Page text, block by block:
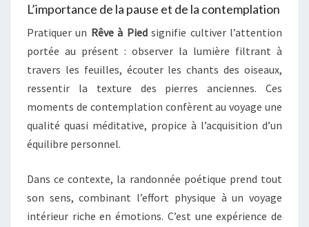
L’importance de la pause et de la contemplation
Pratiquer un Rêve à Piedsignifie cultiver l’attention
portée au présent : observer la lumière filtrant à
travers les feuilles, écouter les chants des oiseaux,
ressentir la texture des pierres anciennes. Ces
moments de contemplation confèrent au voyage une
qualité quasi méditative, propice à l’acquisition d’un
équilibre personnel.
Dans ce contexte, la randonnée poétique prend tout
son sens, combinant l’effort physique à un voyage
intérieur riche en émotions. C’est une expérience de